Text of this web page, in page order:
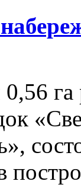
га